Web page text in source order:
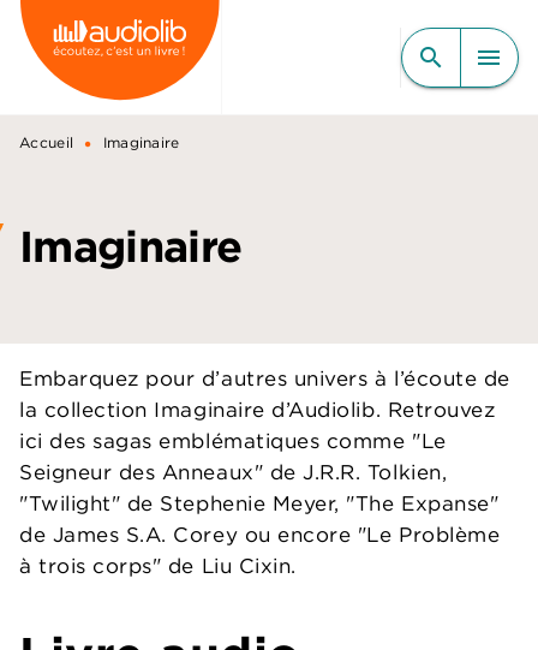
MENU RECHERCHE
CONTENU
PIED DE PAGE
search menu
Accueil • Imaginaire
Imaginaire
Embarquez pour d’autres univers à l’écoute de
la collection Imaginaire d’Audiolib. Retrouvez
ici des sagas emblématiques comme "Le
Seigneur des Anneaux" de J.R.R. Tolkien,
"Twilight" de Stephenie Meyer, "The Expanse"
de James S.A. Corey ou encore "Le Problème
à trois corps" de Liu Cixin.